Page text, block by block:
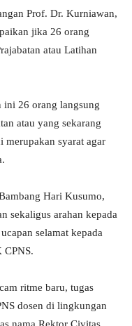
Prof. Dr. Kurniawan,
jika 26 orang
atau Latihan
ini 26 orang langsung
atau yang sekarang
merupakan syarat agar
Hari Kusumo,
sekaligus arahan kepada
selamat kepada
CPNS.
ritme baru, tugas
dosen di lingkungan